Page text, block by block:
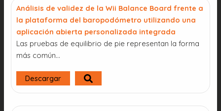
Análisis de validez de la Wii Balance Board frente a
la plataforma del baropodómetro utilizando una
aplicación abierta personalizada integrada
Las pruebas de equilibrio de pie representan la forma
más común...
Descargar